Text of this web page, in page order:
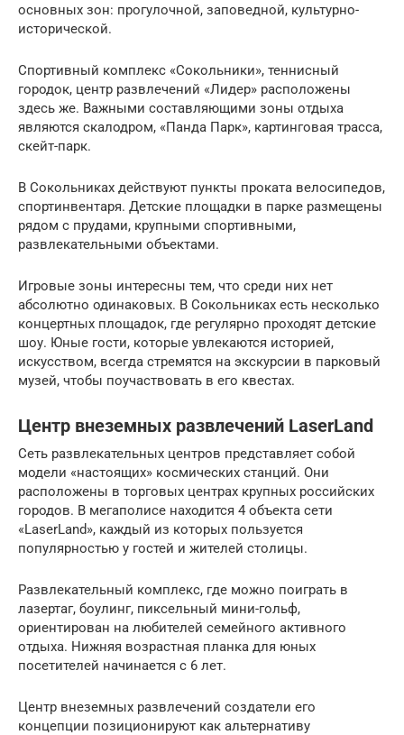
основных зон: прогулочной, заповедной, культурно-
исторической.
Спортивный комплекс «Сокольники», теннисный
городок, центр развлечений «Лидер» расположены
здесь же. Важными составляющими зоны отдыха
являются скалодром, «Панда Парк», картинговая трасса,
скейт-парк.
В Сокольниках действуют пункты проката велосипедов,
спортинвентаря. Детские площадки в парке размещены
рядом с прудами, крупными спортивными,
развлекательными объектами.
Игровые зоны интересны тем, что среди них нет
абсолютно одинаковых. В Сокольниках есть несколько
концертных площадок, где регулярно проходят детские
шоу. Юные гости, которые увлекаются историей,
искусством, всегда стремятся на экскурсии в парковый
музей, чтобы поучаствовать в его квестах.
Центр внеземных развлечений LaserLand
Сеть развлекательных центров представляет собой
модели «настоящих» космических станций. Они
расположены в торговых центрах крупных российских
городов. В мегаполисе находится 4 объекта сети
«LaserLand», каждый из которых пользуется
популярностью у гостей и жителей столицы.
Развлекательный комплекс, где можно поиграть в
лазертаг, боулинг, пиксельный мини-гольф,
ориентирован на любителей семейного активного
отдыха. Нижняя возрастная планка для юных
посетителей начинается с 6 лет.
Центр внеземных развлечений создатели его
концепции позиционируют как альтернативу